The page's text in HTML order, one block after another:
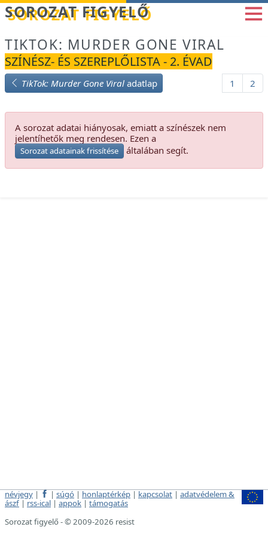
Betöltés...
SOROZAT FIGYELŐ
TIKTOK: MURDER GONE VIRAL
SZÍNÉSZ- ÉS SZEREPLŐLISTA - 2. ÉVAD
TikTok: Murder Gone Viral adatlap 1 2
A sorozat adatai hiányosak, emiatt a színészek nem
jelentíhetők meg rendesen. Ezen a
Sorozat adatainak frissítése általában segít.
névjegy | | súgó | honlaptérkép | kapcsolat | adatvédelem &
ászf | rss-ical | appok | támogatás
Sorozat figyelő - © 2009-2026 resist